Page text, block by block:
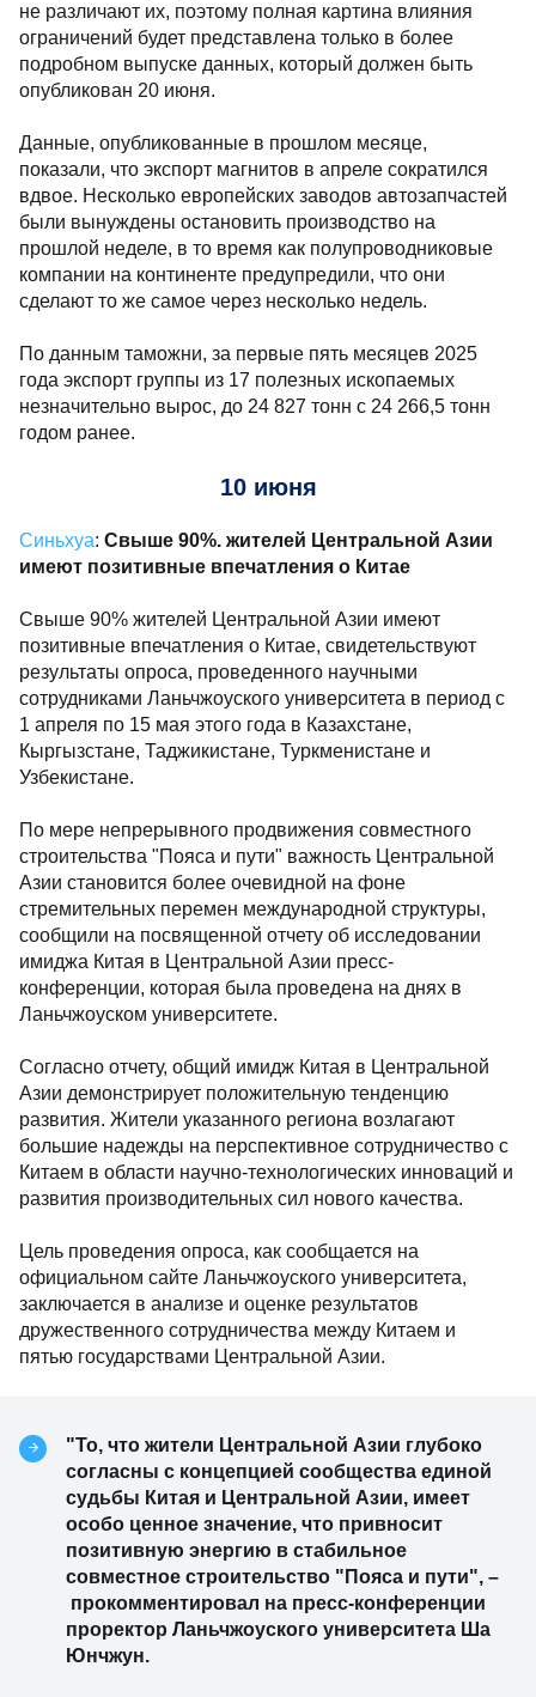
не различают их, поэтому полная картина влияния
ограничений будет представлена ​​только в более
подробном выпуске данных, который должен быть
опубликован 20 июня.
Данные, опубликованные в прошлом месяце,
показали, что экспорт магнитов в апреле сократился
вдвое. Несколько европейских заводов автозапчастей
были вынуждены остановить производство на
прошлой неделе, в то время как полупроводниковые
компании на континенте предупредили, что они
сделают то же самое через несколько недель.
По данным таможни, за первые пять месяцев 2025
года экспорт группы из 17 полезных ископаемых
незначительно вырос, до 24 827 тонн с 24 266,5 тонн
годом ранее.
10 июня
Синьхуа: Свыше 90%. жителей Центральной Азии
имеют позитивные впечатления о Китае
Свыше 90% жителей Центральной Азии имеют
позитивные впечатления о Китае, свидетельствуют
результаты опроса, проведенного научными
сотрудниками Ланьчжоуского университета в период с
1 апреля по 15 мая этого года в Казахстане,
Кыргызстане, Таджикистане, Туркменистане и
Узбекистане.
По мере непрерывного продвижения совместного
строительства "Пояса и пути" важность Центральной
Азии становится более очевидной на фоне
стремительных перемен международной структуры,
сообщили на посвященной отчету об исследовании
имиджа Китая в Центральной Азии пресс-
конференции, которая была проведена на днях в
Ланьчжоуском университете.
Согласно отчету, общий имидж Китая в Центральной
Азии демонстрирует положительную тенденцию
развития. Жители указанного региона возлагают
большие надежды на перспективное сотрудничество с
Китаем в области научно-технологических инноваций и
развития производительных сил нового качества.
Цель проведения опроса, как сообщается на
официальном сайте Ланьчжоуского университета,
заключается в анализе и оценке результатов
дружественного сотрудничества между Китаем и
пятью государствами Центральной Азии.
"То, что жители Центральной Азии глубоко
согласны с концепцией сообщества единой
судьбы Китая и Центральной Азии, имеет
особо ценное значение, что привносит
позитивную энергию в стабильное
совместное строительство "Пояса и пути", –
прокомментировал на пресс-конференции
проректор Ланьчжоуского университета Ша
Юнчжун.